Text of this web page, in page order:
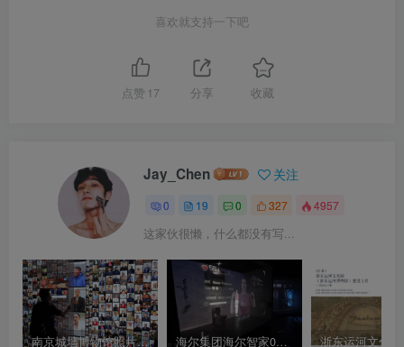
喜欢就支持一下吧
点赞 17 分享 收藏
Jay_Chen 关注
0 19 0 327 4957
这家伙很懒，什么都没有写...
南京城墙博物馆照片互动墙体验演示视频 数字化照片墙2 海尔集团海尔智家001号体验中心沉浸式投影智慧家庭体验空间